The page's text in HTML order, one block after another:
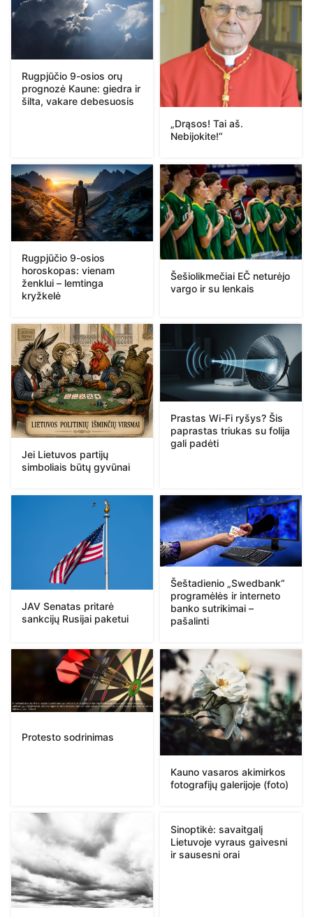
Rugpjūčio 9-osios orų
prognozė Kaune: giedra ir
šilta, vakare debesuosis
„Drąsos! Tai aš.
Nebijokite!“
Rugpjūčio 9-osios
horoskopas: vienam
ženklui – lemtinga
kryžkelė
Šešiolikmečiai EČ neturėjo
vargo ir su lenkais
Jei Lietuvos partijų
simboliais būtų gyvūnai
Prastas Wi-Fi ryšys? Šis
paprastas triukas su folija
gali padėti
JAV Senatas pritarė
sankcijų Rusijai paketui
Šeštadienio „Swedbank“
programėlės ir interneto
banko sutrikimai –
pašalinti
Protesto sodrinimas
Kauno vasaros akimirkos
fotografijų galerijoje (foto)
Sinoptikė: savaitgalį
Lietuvoje vyraus gaivesni
ir sausesni orai